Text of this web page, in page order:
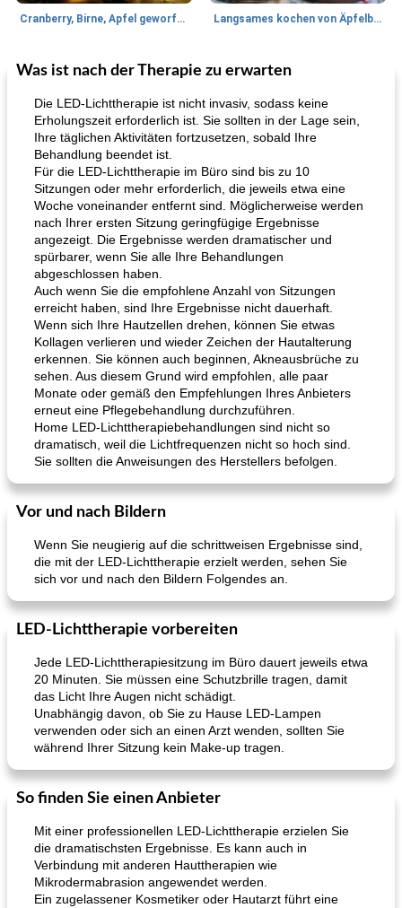
Cranberry, Birne, Apfel geworfener Salat Langsames kochen von Äpfelbutter
35min
Lamm
Tandoori Lammspiesse mit Raita und Couscous
Mittagessen / Snacks
Was ist nach der Therapie zu erwarten
Die LED-Lichttherapie ist nicht invasiv, sodass keine
Erholungszeit erforderlich ist. Sie sollten in der Lage sein,
Ihre täglichen Aktivitäten fortzusetzen, sobald Ihre
Behandlung beendet ist.
Für die LED-Lichttherapie im Büro sind bis zu 10
Sitzungen oder mehr erforderlich, die jeweils etwa eine
Woche voneinander entfernt sind. Möglicherweise werden
nach Ihrer ersten Sitzung geringfügige Ergebnisse
angezeigt. Die Ergebnisse werden dramatischer und
spürbarer, wenn Sie alle Ihre Behandlungen
abgeschlossen haben.
Auch wenn Sie die empfohlene Anzahl von Sitzungen
erreicht haben, sind Ihre Ergebnisse nicht dauerhaft.
Wenn sich Ihre Hautzellen drehen, können Sie etwas
Kollagen verlieren und wieder Zeichen der Hautalterung
erkennen. Sie können auch beginnen, Akneausbrüche zu
sehen. Aus diesem Grund wird empfohlen, alle paar
Monate oder gemäß den Empfehlungen Ihres Anbieters
erneut eine Pflegebehandlung durchzuführen.
Home LED-Lichttherapiebehandlungen sind nicht so
dramatisch, weil die Lichtfrequenzen nicht so hoch sind.
Sie sollten die Anweisungen des Herstellers befolgen.
Vor und nach Bildern
Wenn Sie neugierig auf die schrittweisen Ergebnisse sind,
die mit der LED-Lichttherapie erzielt werden, sehen Sie
sich vor und nach den Bildern Folgendes an.
LED-Lichttherapie vorbereiten
Jede LED-Lichttherapiesitzung im Büro dauert jeweils etwa
20 Minuten. Sie müssen eine Schutzbrille tragen, damit
das Licht Ihre Augen nicht schädigt.
Unabhängig davon, ob Sie zu Hause LED-Lampen
verwenden oder sich an einen Arzt wenden, sollten Sie
während Ihrer Sitzung kein Make-up tragen.
So finden Sie einen Anbieter
Mit einer professionellen LED-Lichttherapie erzielen Sie
die dramatischsten Ergebnisse. Es kann auch in
Verbindung mit anderen Hauttherapien wie
Mikrodermabrasion angewendet werden.
Ein zugelassener Kosmetiker oder Hautarzt führt eine